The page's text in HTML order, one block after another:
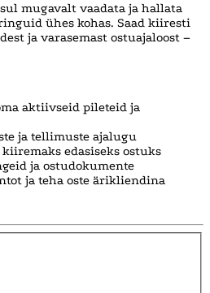
mugavalt vaadata ja hallata
ühes kohas. Saad kiiresti
ja varasemast ostuajaloost –
aktiivseid pileteid ja
ja tellimuste ajalugu
edasiseks ostuks
ja ostudokumente
ja teha oste ärikliendina